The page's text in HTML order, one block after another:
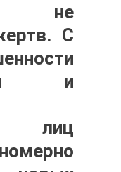
не
С
и
лиц